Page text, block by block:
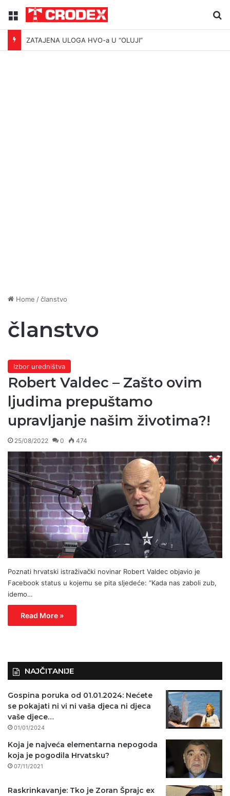
Menu
ZATAJENA ULOGA HVO-a U “OLUJI”
Home /članstvo
članstvo
Izbor uredništva
Robert Valdec – Zašto ovim
ljudima prepuštamo
upravljanje našim životima?!
25/08/2022 0 474
Poznati hrvatski istraživački novinar Robert Valdec objavio je
Facebook status u kojemu se pita sljedeće: “Kada nas zaboli zub,
idemo…
Read More »
NAJČITANIJE
Gospina poruka od 01.01.2024: Nećete
se pokajati ni vi ni vaša djeca ni djeca
vaše djece…
01/01/2024
Koja je najveća elementarna nepogoda
koja je pogodila Hrvatsku?
07/11/2021
Raskrinkavanje: Tko je Zoran Šprajc ex